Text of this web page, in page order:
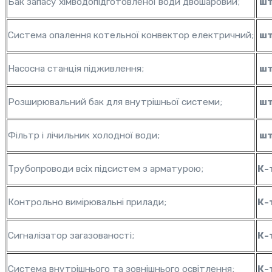
Система опалення котельної конвектор електричний;
Насосна станція підживлення;
Розширювальний бак для внутрішньої системи;
Фільтр і лічильник холодної води;
Трубопроводи всіх підсистем з арматурою; К-
Контрольно вимірювальні прилади; К-
Сигналізатор загазованості; К-
Система внутрішнього та зовнішнього освітлення; К-